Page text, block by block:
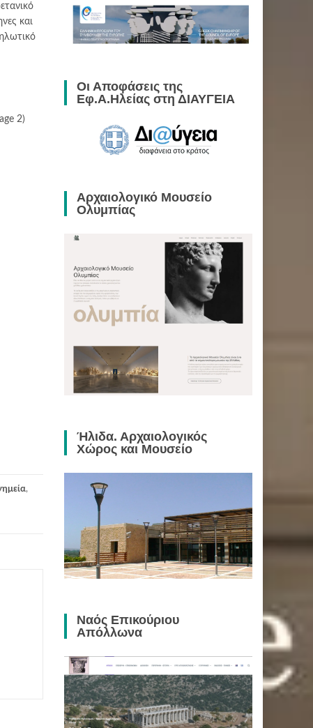
και
2)
,
Οι Αποφάσεις της
Εφ.Α.Ηλείας στη ΔΙΑΥΓΕΙΑ
Αρχαιολογικό Μουσείο
Ολυμπίας
Ήλιδα. Αρχαιολογικός
Χώρος και Μουσείο
Ναός Επικούριου
Απόλλωνα